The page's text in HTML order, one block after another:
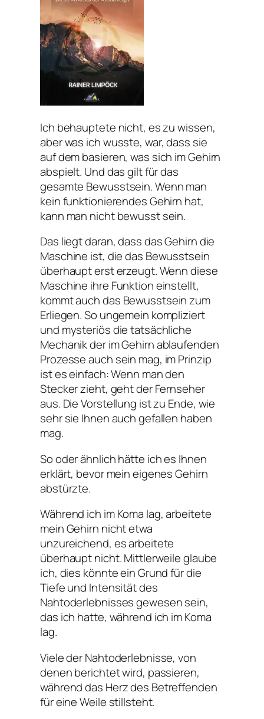
Ich behauptete nicht, es zu wissen,
aber was ich wusste, war, dass sie
auf dem basieren, was sich im Gehirn
abspielt. Und das gilt für das
gesamte Bewusstsein. Wenn man
kein funktionierendes Gehirn hat,
kann man nicht bewusst sein.
Das liegt daran, dass das Gehirn die
Maschine ist, die das Bewusstsein
überhaupt erst erzeugt. Wenn diese
Maschine ihre Funktion einstellt,
kommt auch das Bewusstsein zum
Erliegen. So ungemein kompliziert
und mysteriös die tatsächliche
Mechanik der im Gehirn ablaufenden
Prozesse auch sein mag, im Prinzip
ist es einfach: Wenn man den
Stecker zieht, geht der Fernseher
aus. Die Vorstellung ist zu Ende, wie
sehr sie Ihnen auch gefallen haben
mag.
So oder ähnlich hätte ich es Ihnen
erklärt, bevor mein eigenes Gehirn
abstürzte.
Während ich im Koma lag, arbeitete
mein Gehirn nicht etwa
unzureichend, es arbeitete
überhaupt nicht. Mittlerweile glaube
ich, dies könnte ein Grund für die
Tiefe und Intensität des
Nahtoderlebnisses gewesen sein,
das ich hatte, während ich im Koma
lag.
Viele der Nahtoderlebnisse, von
denen berichtet wird, passieren,
während das Herz des Betreffenden
für eine Weile stillsteht.